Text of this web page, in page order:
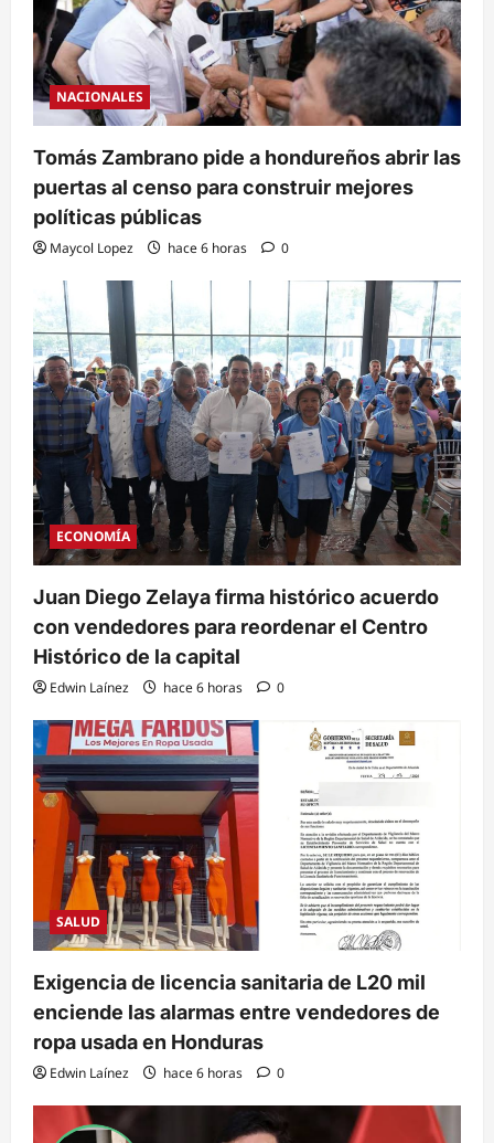
NACIONALES
Tomás Zambrano pide a hondureños abrir las
puertas al censo para construir mejores
políticas públicas
Maycol Lopez hace 6 horas 0
ECONOMÍA
Juan Diego Zelaya firma histórico acuerdo
con vendedores para reordenar el Centro
Histórico de la capital
Edwin Laínez hace 6 horas 0
SALUD
Exigencia de licencia sanitaria de L20 mil
enciende las alarmas entre vendedores de
ropa usada en Honduras
Edwin Laínez hace 6 horas 0